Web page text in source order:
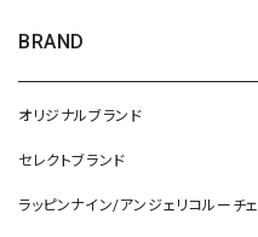
BRAND
オリジナルブランド
セレクトブランド
ラッピンナイン/アンジェリコルーチェ